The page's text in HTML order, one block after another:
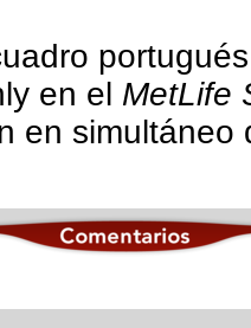
en el MetLife
en simultáneo